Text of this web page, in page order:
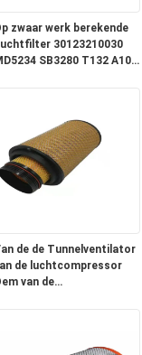
zwaar werk berekende
30123210030
SB3280 T132 A108
de de Tunnelventilator
de luchtcompressor
van de